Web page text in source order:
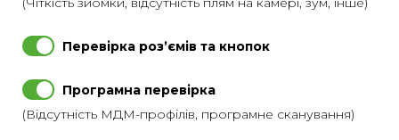
Перевірка розʼємів та кнопок
Програмна перевірка
(Відсутність МДМ-профілів, програмне сканування)